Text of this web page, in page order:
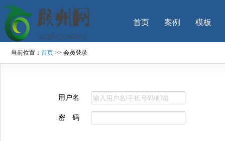
首页 案例 模板
当前位置： 首页 >> 会员登录
用户名
密码